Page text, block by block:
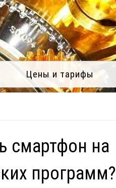
Цены и тарифы
смартфон на
программ?